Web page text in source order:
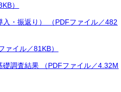
）
・振返り） （PDFファイル／482
イル／81KB）
調査結果 （PDFファイル／4.32M